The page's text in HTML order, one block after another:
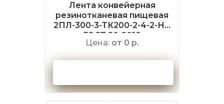
Лента конвейерная
резинотканевая пищевая
2ПЛ-300-3-ТК200-2-4-2-НБ
ГОСТ 20-2018
Цена: от 0 р.